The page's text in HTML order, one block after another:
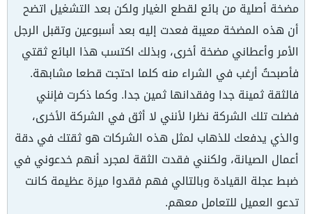
مضخة أصلية من بائع لقطع الغيار ولكن بعد التشغيل اتضح
أن هذه المضخة معيبة فعدت إليه بعد أسبوعين وتقبل الرجل
الأمر وأعطاني مضخة أخرى، وبذلك اكتسب هذا البائع ثقتي
فأصبحتُ أرغب في الشراء منه كلما احتجت قطعا مشابهة.
فالثقة ثمينة جدا وفقدانها ثمين جدا. وكما ذكرت فإنني
فضلت تلك الشركة نظرا لأنني لا أثق في الشركة الأخرى،
والذي يدفعك للذهاب لمثل هذه الشركات هو ثقتك في دقة
أعمال الصيانة، ولكنني فقدت الثقة لمجرد أنهم خدعوني في
ضبط عجلة القيادة وبالتالي فهم فقدوا ميزة عظيمة كانت
تدعو العميل للتعامل معهم.